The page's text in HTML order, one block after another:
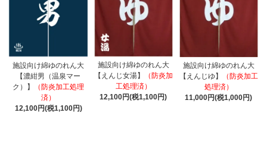
施設向け綿ゆのれん大
【濃紺男（温泉マー
ク）】
（防炎加工処理
済）
12,100円(税1,100円)
施設向け綿ゆのれん大
【えんじ女湯】
（防炎加
工処理済）
12,100円(税1,100円)
施設向け綿ゆのれん大
【えんじゆ】
（防炎加工
処理済）
11,000円(税1,000円)